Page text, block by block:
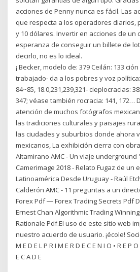
acciones de Penny nunca es fácil. Las
que respecta a los operadores diarios,
y 10 dólares. Invertir en acciones de un
esperanza de conseguir un billete de
decirlo, no es lo ideal.
¡ Becker, modelo de: 379 Ceilán: 133
trabajado- da a los pobres y voz política:
84~85, 18.0,231,239,321- cieplocracias:
347; véase también rocracia: 141, 172…
atención de muchos fotógrafos
las tradiciones culturales y paisajes
las ciudades y suburbios donde ahora
mexicanos, La exhibición cierra con
Altamirano AMC - Un viaje underground
Camerimage 2018 - Relato Fugaz de un
Latinoamérica Desde Uruguay - Raúl
Calderón AMC - 11 preguntas a un
Forex Pdf ― Forex Trading Secrets Pdf
Ernest Chan Algorithmic Trading
Rationale Pdf.El uso de este sitio web
nuestro acuerdo de usuario. ¡école!
M E D E L P R I M E R D E C E N I O • R E P
E C A D E